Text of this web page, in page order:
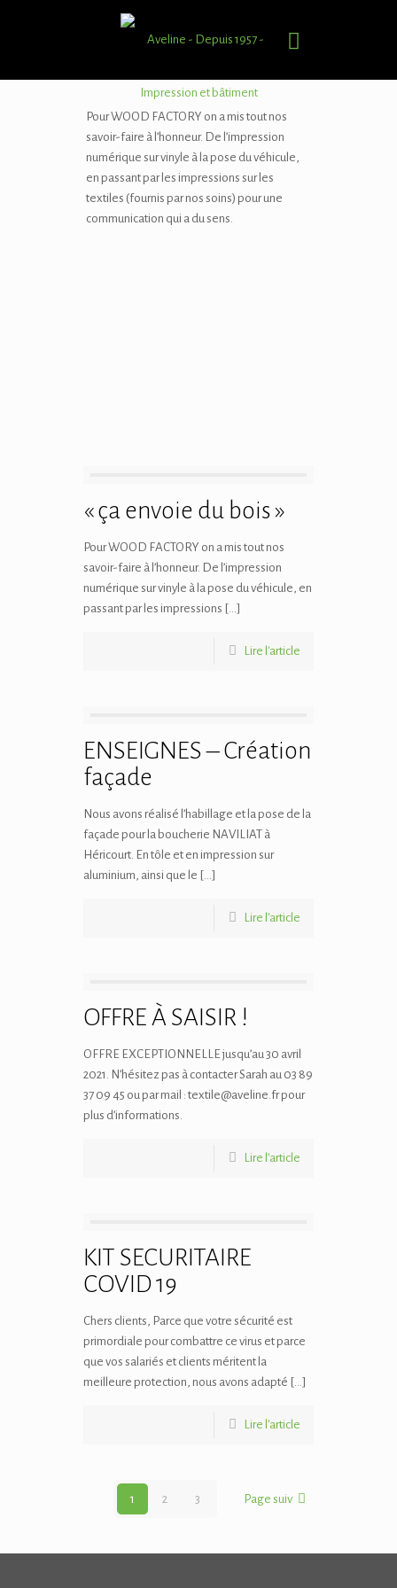
Pour WOOD FACTORY on a mis tout nos
savoir-faire à l’honneur. De l’impression
numérique sur vinyle à la pose du véhicule,
en passant par les impressions sur les
textiles (fournis par nos soins) pour une
communication qui a du sens.
« ça envoie du bois »
Pour WOOD FACTORY on a mis tout nos
savoir-faire à l’honneur. De l’impression
numérique sur vinyle à la pose du véhicule, en
passant par les impressions […]
Lire l'article
ENSEIGNES – Création
façade
Nous avons réalisé l’habillage et la pose de la
façade pour la boucherie NAVILIAT à
Héricourt. En tôle et en impression sur
aluminium, ainsi que le […]
Lire l'article
OFFRE À SAISIR !
OFFRE EXCEPTIONNELLE jusqu’au 30 avril
2021. N’hésitez pas à contacter Sarah au 03 89
37 09 45 ou par mail : textile@aveline.fr pour
plus d’informations.
Lire l'article
KIT SECURITAIRE
COVID 19
Chers clients, Parce que votre sécurité est
primordiale pour combattre ce virus et parce
que vos salariés et clients méritent la
meilleure protection, nous avons adapté […]
Lire l'article
1 2 3 Page suiv